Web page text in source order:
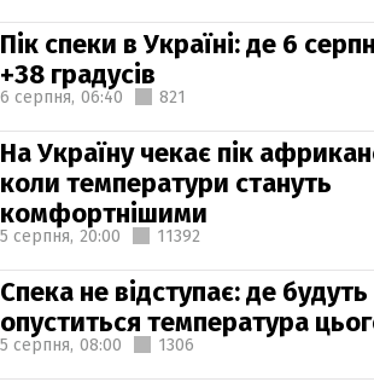
Пік спеки в Україні: де 6
+38 градусів
6 серпня, 06:40 821
На Україну чекає пік
коли температури стануть
комфортнішими
5 серпня, 20:00 11392
Спека не відступає: де
опуститься температура
5 серпня, 08:00 1306